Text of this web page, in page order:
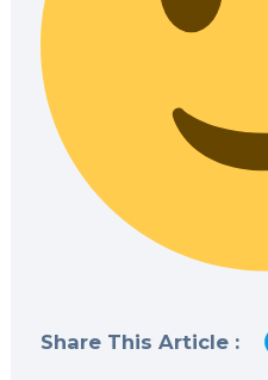
Share This Article :